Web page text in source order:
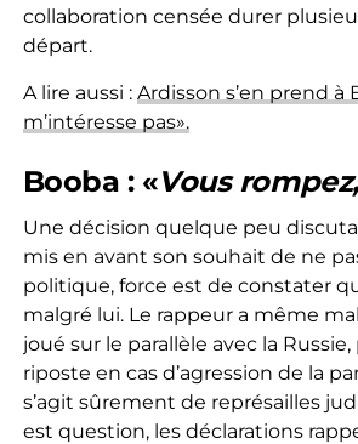
collaboration censée durer
départ.
A lire aussi : Ardisson s’en prend à
m’intéresse pas».
Booba : «Vous
Une décision quelque peu
mis en avant son souhait de ne
politique, force est de constater
malgré lui. Le rappeur a même
joué sur le parallèle avec la
riposte en cas d’agression de la
s’agit sûrement de représailles
est question, les déclarations